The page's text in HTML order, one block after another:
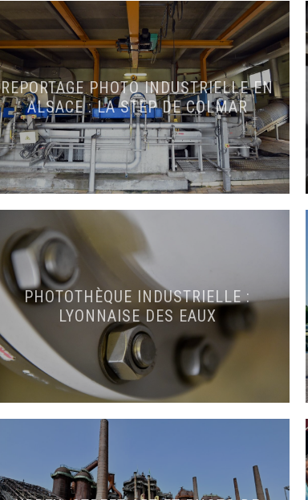
REPORTAGE PHOTO INDUSTRIELLE EN
ALSACE : LA STEP DE COLMAR
PHOTOTHÈQUE INDUSTRIELLE :
LYONNAISE DES EAUX